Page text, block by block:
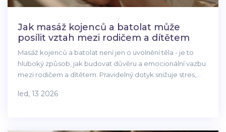
Jak masáž kojenců a batolat může
posílit vztah mezi rodičem a dítětem
Masáž kojenců a batolat není jen o uvolnění těla - je to
hluboký způsob, jak budovat důvěru a emocionální vazbu
mezi rodičem a dítětem. Pravidelný dotyk snižuje stres,
led, 13 2026